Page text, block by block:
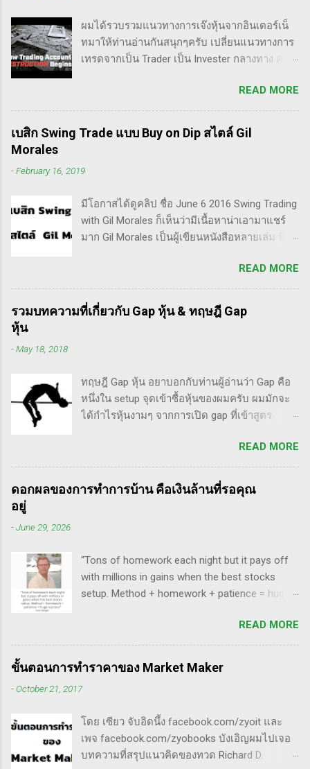
ผมได้รวบรวมแนวทางการเจ๊งหุ้นจากอินเตอร์เน็
ทมาให้ท่านอ่านกันสนุกๆครับ เปลี่ยนแนวทางการ
เทรดจากเป็น Trader เป็น Invester กลางทาง คลิป
เป็น Trader แล้วต่อมาก็เปลี่ยนใจอยากเป็น
Invester ไปซะงั้น เผื่อใครไม่เข้าใจ Trader คือ
ลักษณะการเทรดที่ ไม่ถือยาว ซื้อแล้วขายในระยะ
เวลาหนึ่ง ที่สำคัญความเป็นเทรดเดอร์คือ การ
ราคาร่วงถึง 10% ก็ต้องตัดขาดทุนตามระบบแล้ว
เขามองระยะยาว ไม่สนใจต่อความผันผวนของ
ราคาในระยะสั้น อย่างวอเรน บัฟเฟต์ บอกว่า "คุณ
ไม่ควรอยู่ในตลาดหุ้น นอกเสียจากจะสามารถนั่ง
ตระหนก" ดังนั้น invester นั้น จะไม่ตระหนกเมื่อ
ราคาหุ้นร่วงทำให้เขาต้องขาดทุนไปแค่ 10% เอง
แต่ trader ทนไม่ได้แล้ว ต้องทำอะไรสักอย่าง
แรกซื้อหุ้น เพราะต้องการเล่นแบบเทรดเดิ้ง คือ
ซื้อมาขายไปในกรอบเวลาหนึ...
READ MORE
เบสิก Swing Trade แบบ Buy on Dip สไตล์ Gil
Morales
-February 16, 2019
มีโอกาสได้ดูคลิป ชื่อ June 6 2016 Swing Trading
with Gil Morales ก็เห็นว่ามีเนื้อหาน่าเอามาแชร์
มาก Gil Morales เป็นผู้เขียนหนังสือหลายเล่ม ที่ดัๆ
นานก็คือชื่อ "Trade Like an O'Neil Disciple: How
We Made Over 18,000% in the Stock Market" ที่
เขียนร่วมกับ Dr.Chris Kacher อีกเล่มก็คือ In The
Trading Cockpit with the O'Neil Disciples:
Money Selling Stocks Short อีกด้วย ผมเองก็เคย
แปลงานของแกแบบมั่วๆ หลายเรื่องด้วยกันนะ
อาทิ - Voodoo - ทรงหุ้นซิ่ง ราคาย่อ วอลุ่มหาย -
ผมเป็นแฟนคลับของแกนั่นเองครับ ง่ายๆเลย ที่
ชอบเพราะเราต่างมีอาจารย์ร่วมกันก็คือ ปู่โอนีล,
ทวดลิเวอร์มอร์ และทวด Wyckoff นั่นเอง (คือผม
นี้นะ...
READ MORE
รวมบทความที่เกี่ยวกับ Gap หุ้น & ทฤษฎี Gap
หุ้น
-May 18, 2018
ทฤษฎี Gap หุ้น อยาบอกกับท่านผู้อ่านว่า Gap คือ
หนึ่งใน setup จุดเข้าซื้อหุ้นของผมครับ ผมมักจะ
ได้กำไรหุ้นงามๆ จากการเปิด gap ที่เข้าสูตร
ทำการบ้าน มันส่งสัญญาณซื้อ แบบเปิด gap ผมจะ
ชอบมาก แต่ถึงกระนั้น มันก็ไม่ได้เป๊ะทุกตัวนะ
ครับ มีล้มเหลวเกินครึ่ง เราต้องคอยคัดตัวที่ไม่ดี
ออก เหลือตัวเจ๋งๆ แรงๆ ให้มันวิ่งทำเงินให้เราไป
เมื่อเอามาใช้ร่วมกับวอลุ่ม ในคลิปนี้เธอจัดเต็ม
เรื่องของ gap ซึ่งถือว่าครบเครื่องเอามากๆ ทฤษฎี
gap ที่เกี่ยวข้องกับเวฟ มีดังนี้ Common gap ใน
มือที่หวงของ เพราะเขาจะตบขึ้น/ลงเพื่อให้เม่า
คายหุ้นคืน ยิ่งมีเยอะยิ่งน่าสนใจ gap ประเภทนี้มัก
จะมีการลงมาปิดในเวลาอีกไม่นาน เพราะราคายัง
ประเภท double three Breakaway gap เป็นการ
กระโดดข้ามเวฟสอง...
READ MORE
ดอกผลของการทำการบ้าน คือเงินล้านที่รอคุณ
อยู่
-June 29, 2026
“Tons of homework each night but it pays off
with millions in gains when the best stocks
setup. Method + homework + patience = huge
“การทำการบ้านอย่างหนักทุกคืน จะให้ผล
ตอบแทนเป็นผลกำไรมหาศาลเป็นล้านๆ เมื่อรวม
วิธีการที่พิสูจน์ได้ การบ้าน และความอดทนเข้า
เป็นการติดตามข่าวสาร การวิเคราะห์ทางเทคนิค
หรือปัจจัยพื้นฐาน การสแกนหุ้นที่มีศักยภาพเป็นผู้
ชนะในอนาคต การลงรายละเอียดในการวิเคราะห์
READ MORE
ขั้นตอนการทำราคาของ Market Maker
-October 21, 2017
โดย เซียว จับอิดนึ้ง facebook.com/zyoit และ
เพจ facebook.com/zyobooks บังเอิญผมไปเจอ
บทความที่สรุปแนวคิดของทวด Richard D.